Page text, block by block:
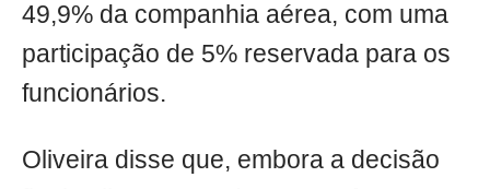
49,9% da companhia aérea, com uma
participação de 5% reservada para os
funcionários.
Oliveira disse que, embora a decisão